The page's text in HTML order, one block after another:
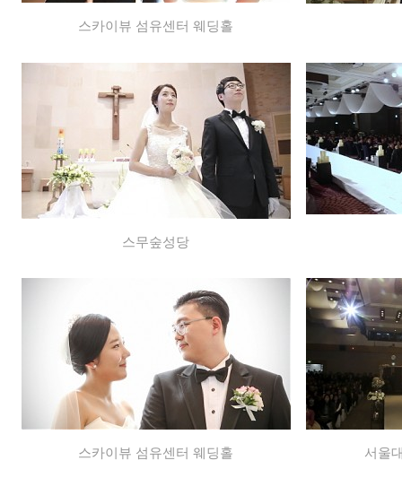
스카이뷰 섬유센터 웨딩홀
스무숲성당
스카이뷰 섬유센터 웨딩홀 서울